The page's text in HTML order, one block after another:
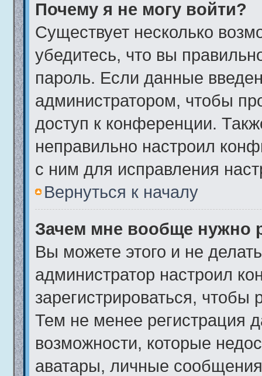
Почему я не могу войти?
Существует несколько
убедитесь, что вы
пароль. Если данные
администратором, чтобы
доступ к конференции.
неправильно настроил
с ним для исправления
Вернуться к началу
Зачем мне вообще нужно
Вы можете этого и не
администратор настроил
зарегистрироваться,
Тем не менее регистрация
возможности, которые
аватары, личные